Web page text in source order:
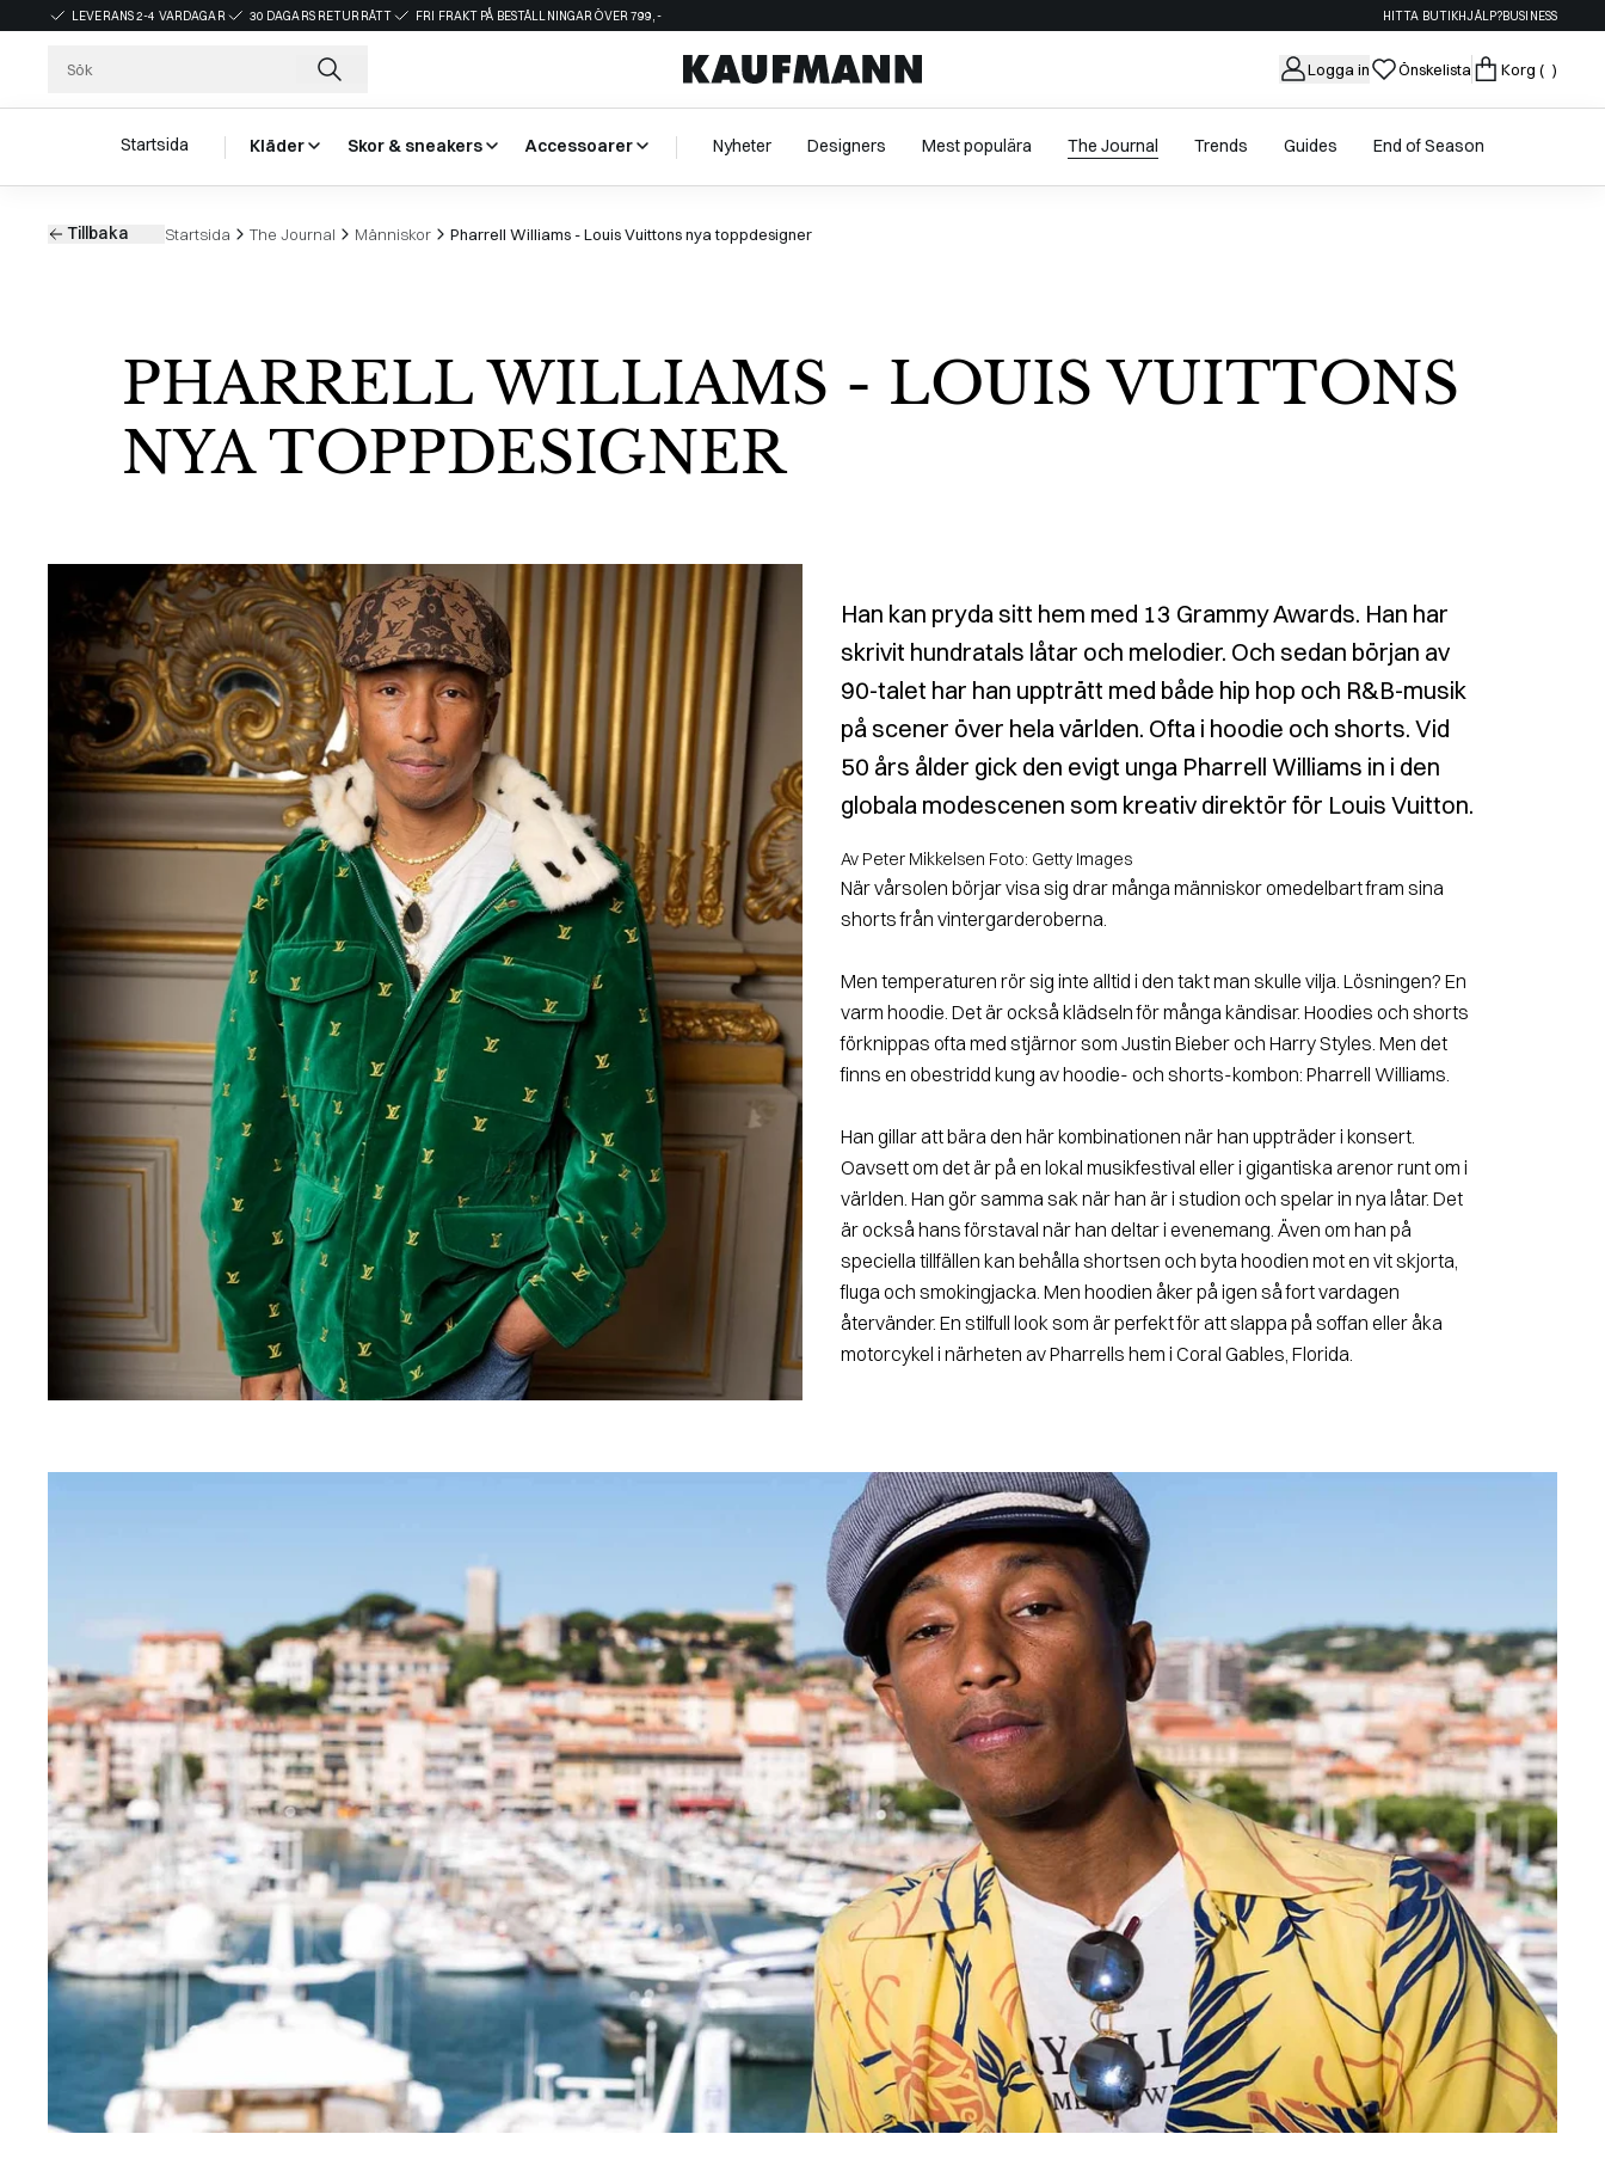
LEVERANS 2-4 VARDAGAR 30 DAGARS RETURRÄTT FRI FRAKT PÅ BESTÄLLNINGAR ÖVER 799,- HITTA BUTIKHJÄLP?BUSINESS
Logga in Önskelista Korg ( )
Startsida Kläder Skor & sneakers Accessoarer Nyheter Designers Mest populära The Journal Trends Guides End of Season
Tillbaka Startsida The Journal Människor Pharrell Williams - Louis Vuittons nya toppdesigner
PHARRELL WILLIAMS - LOUIS VUITTONS
NYA TOPPDESIGNER
Han kan pryda sitt hem med 13 Grammy Awards. Han har
skrivit hundratals låtar och melodier. Och sedan början av
90-talet har han uppträtt med både hip hop och R&B-musik
på scener över hela världen. Ofta i hoodie och shorts. Vid
50 års ålder gick den evigt unga Pharrell Williams in i den
globala modescenen som kreativ direktör för Louis Vuitton.
Av Peter Mikkelsen Foto: Getty Images
När vårsolen börjar visa sig drar många människor omedelbart fram sina
shorts från vintergarderoberna.
Men temperaturen rör sig inte alltid i den takt man skulle vilja. Lösningen? En
varm hoodie. Det är också klädseln för många kändisar. Hoodies och shorts
förknippas ofta med stjärnor som Justin Bieber och Harry Styles. Men det
finns en obestridd kung av hoodie- och shorts-kombon: Pharrell Williams.
Han gillar att bära den här kombinationen när han uppträder i konsert.
Oavsett om det är på en lokal musikfestival eller i gigantiska arenor runt om i
världen. Han gör samma sak när han är i studion och spelar in nya låtar. Det
är också hans förstaval när han deltar i evenemang. Även om han på
speciella tillfällen kan behålla shortsen och byta hoodien mot en vit skjorta,
fluga och smokingjacka. Men hoodien åker på igen så fort vardagen
återvänder. En stilfull look som är perfekt för att slappa på soffan eller åka
motorcykel i närheten av Pharrells hem i Coral Gables, Florida.